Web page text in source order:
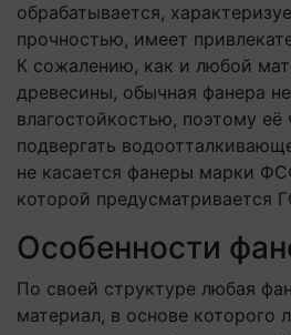
обрабатывается,
прочностью, имеет
К сожалению, как и любой
древесины, обычная фанера
влагостойкостью, поэтому её
подвергать
не касается фанеры марки
которой предусматривается
Особенности
По своей структуре любая
материал, в основе которого